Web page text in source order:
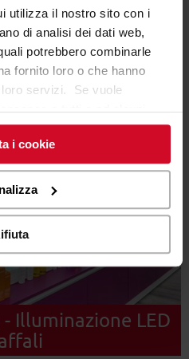
utilizza il nostro sito con i
di analisi dei dati web,
potrebbero combinarle
fornito loro o che hanno
servizi. Se vuole
a tutti o ad alcuni
può essere espresso
i cookie”. Se non vuole i
il consenso sul tasto
i cookie
Illuminazione LED